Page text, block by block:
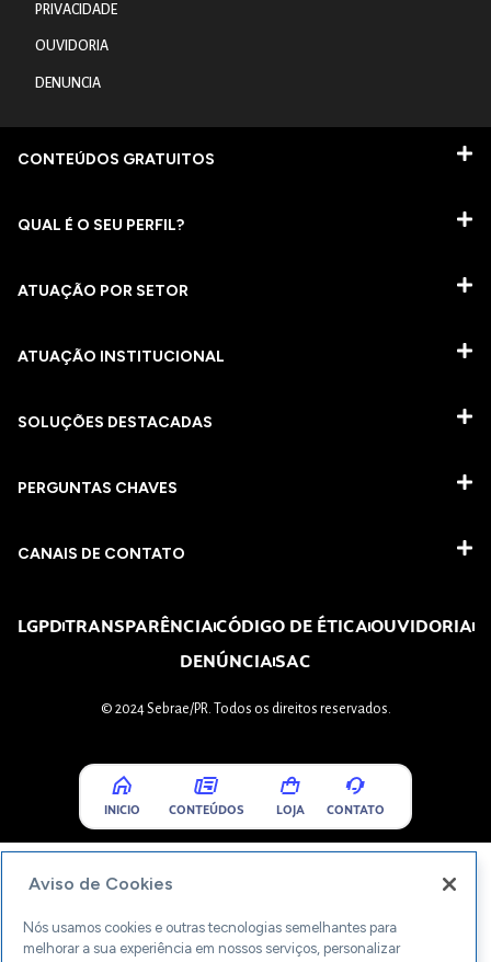
PRIVACIDADE
OUVIDORIA
DENUNCIA
CONTEÚDOS GRATUITOS
QUAL É O SEU PERFIL?
ATUAÇÃO POR SETOR
ATUAÇÃO INSTITUCIONAL
SOLUÇÕES DESTACADAS
PERGUNTAS CHAVES​
CANAIS DE CONTATO
LGPDTRANSPARÊNCIACÓDIGO DE ÉTICAOUVIDORIA
DENÚNCIASAC
© 2024 Sebrae/PR. Todos os direitos reservados.
INICIO CONTEÚDOS LOJA CONTATO
Aviso de Cookies
Nós usamos cookies e outras tecnologias semelhantes para
melhorar a sua experiência em nossos serviços, personalizar